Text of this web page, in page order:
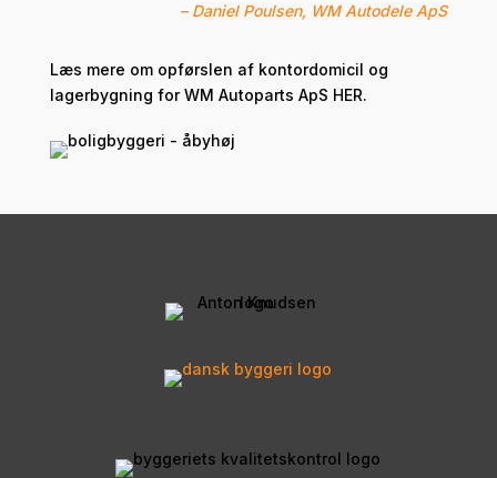
– Daniel Poulsen, WM Autodele ApS
Læs mere om opførslen af kontordomicil og
lagerbygning for WM Autoparts ApS HER.